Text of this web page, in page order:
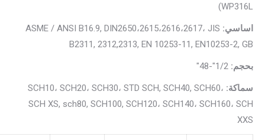
WP316L)
اساسي: ASME / ANSI B16.9, DIN2650،2615،2616،2617، JIS
B2311, 2312,2313, EN 10253-11, EN10253-2, GB
بحجم:
سماكة: SCH10، SCH20، SCH30، STD SCH, SCH40, SCH60،
SCH XS, sch80, SCH100, SCH120، SCH140، SCH160، SCH
XXS